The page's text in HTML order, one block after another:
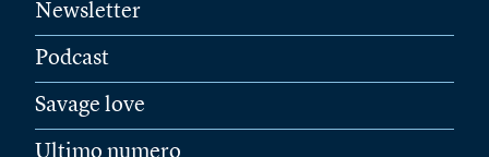
Newsletter
Podcast
Savage love
Ultimo numero